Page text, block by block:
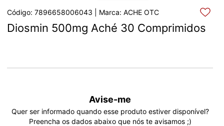
Código: 7896658006043 | Marca: ACHE OTC
Diosmin 500mg Aché 30 Comprimidos
Avise-me
Quer ser informado quando esse produto estiver disponível?
Preencha os dados abaixo que nós te avisamos ;)